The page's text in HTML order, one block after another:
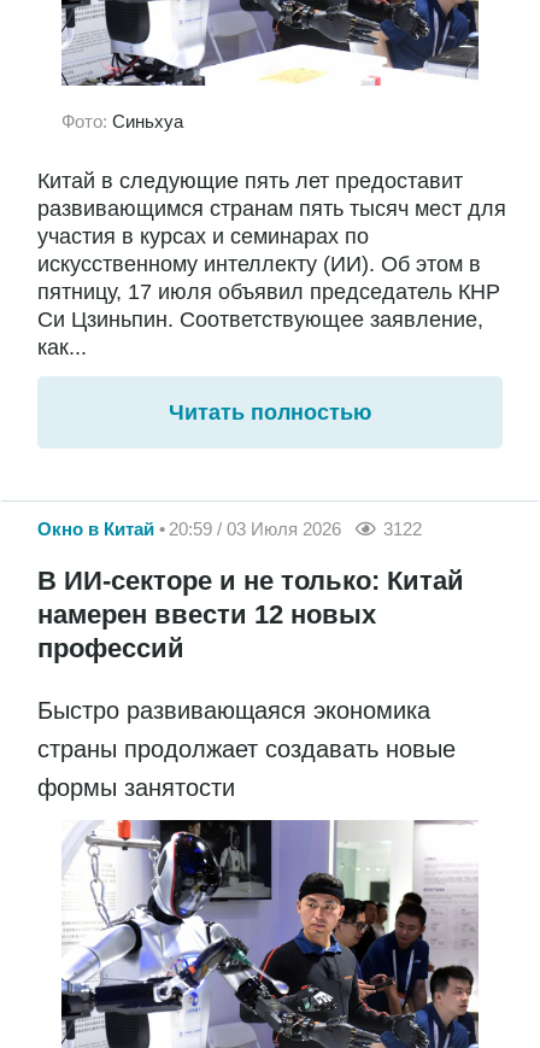
Фото: Синьхуа
Китай в следующие пять лет предоставит
развивающимся странам пять тысяч мест для
участия в курсах и семинарах по
искусственному интеллекту (ИИ). Об этом в
пятницу, 17 июля объявил председатель КНР
Си Цзиньпин. Соответствующее заявление,
как...
Читать полностью
Окно в Китай 20:59 / 03 Июля 2026 3122
В ИИ-секторе и не только: Китай
намерен ввести 12 новых
профессий
Быстро развивающаяся экономика
страны продолжает создавать новые
формы занятости